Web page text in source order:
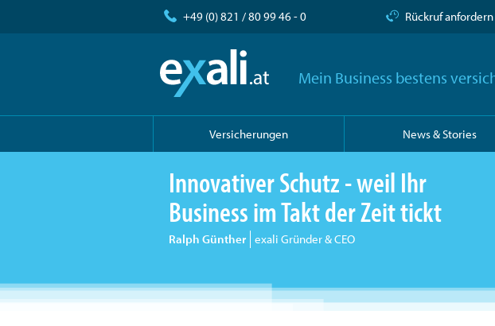
+49 (0) 821 / 80 99 46 - 0 Rückruf anfordern
Mein Business bestens
Versicherungen News & Stories
Innovativer Schutz - weil Ihr
Business im Takt der Zeit tickt
Ralph Günther exali Gründer & CEO